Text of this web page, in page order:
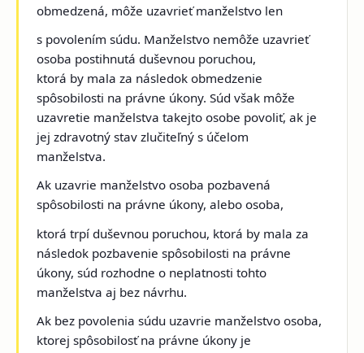
obmedzená, môže uzavrieť manželstvo len
s povolením súdu. Manželstvo nemôže uzavrieť
osoba postihnutá duševnou poruchou,
ktorá by mala za následok obmedzenie
spôsobilosti na právne úkony. Súd však môže
uzavretie manželstva takejto osobe povoliť, ak je
jej zdravotný stav zlučiteľný s účelom
manželstva.
Ak uzavrie manželstvo osoba pozbavená
spôsobilosti na právne úkony, alebo osoba,
ktorá trpí duševnou poruchou, ktorá by mala za
následok pozbavenie spôsobilosti na právne
úkony, súd rozhodne o neplatnosti tohto
manželstva aj bez návrhu.
Ak bez povolenia súdu uzavrie manželstvo osoba,
ktorej spôsobilosť na právne úkony je